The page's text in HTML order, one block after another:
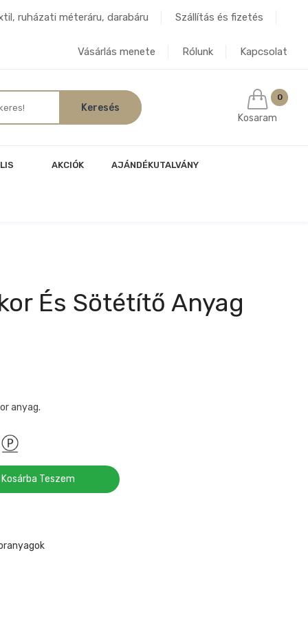
ruházati méteráru, darabáru Szállítás és fizetés
Vásárlás menete Rólunk Kapcsolat
0
Kosaram
AKCIÓK AJÁNDÉKUTALVÁNY
És Sötétítő Anyag
anyag.
Kosárba Teszem